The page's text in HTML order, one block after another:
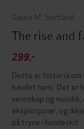
Gaute M. Sortland
The rise and
299,-
Dette er historia om
bandet hans. Det er
vennskap og
eksplosjonar, og
på tryne i hundeskit.